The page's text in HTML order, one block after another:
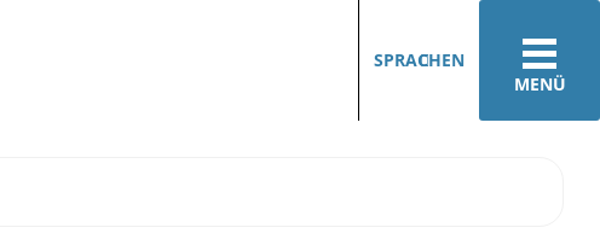
MENÜ
SPRACHEN